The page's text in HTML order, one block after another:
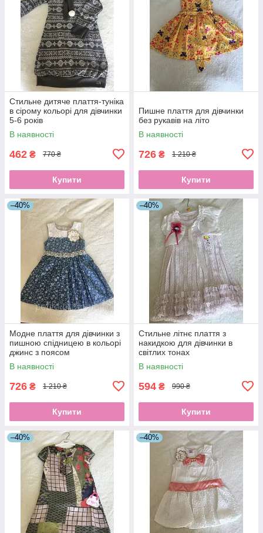
Стильне дитяче плаття-туніка
в сірому кольорі для дівчинки
5-6 років
В наявності
462 ₴ 770 ₴
Купити
Пишне плаття для дівчинки
без рукавів на літо
В наявності
726 ₴ 1 210 ₴
Купити
–40%
Модне плаття для дівчинки з
пишною спідницею в кольорі
джинс з поясом
В наявності
726 ₴ 1 210 ₴
Купити
–40%
Стильне літнє плаття з
накидкою для дівчинки в
світлих тонах
В наявності
594 ₴ 990 ₴
Купити
–40% –40%